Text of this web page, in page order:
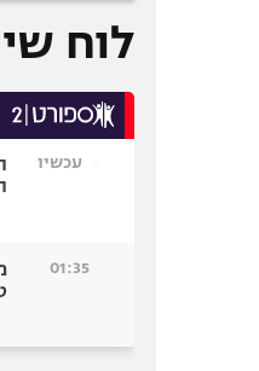
לוח
עכשיו
01:35